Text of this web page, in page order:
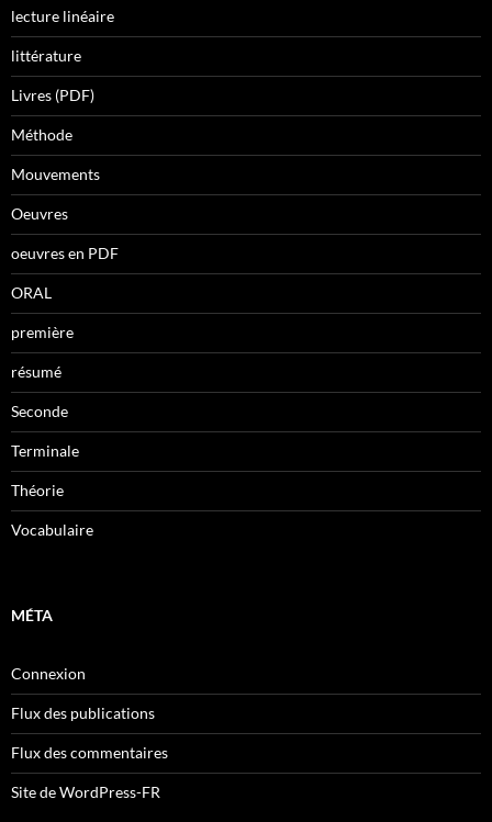
lecture linéaire
littérature
Livres (PDF)
Méthode
Mouvements
Oeuvres
oeuvres en PDF
ORAL
première
résumé
Seconde
Terminale
Théorie
Vocabulaire
MÉTA
Connexion
Flux des publications
Flux des commentaires
Site de WordPress-FR